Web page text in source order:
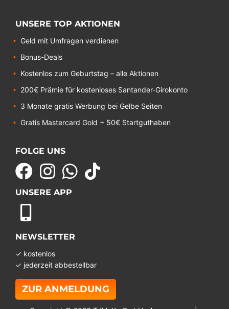
UNSERE TOP AKTIONEN
Geld mit Umfragen verdienen
Bonus-Deals
Kostenlos zum Geburtstag – alle Aktionen
200€ Prämie für kostenloses Santander-Girokonto
3 Monate gratis Werbung bei Gelbe Seiten
Gratis Mastercard Gold + 50€ Startguthaben
FOLGE UNS
UNSERE APP
NEWSLETTER
✓ kostenlos
✓ jederzeit abbestellbar
ZUR ANMELDUNG